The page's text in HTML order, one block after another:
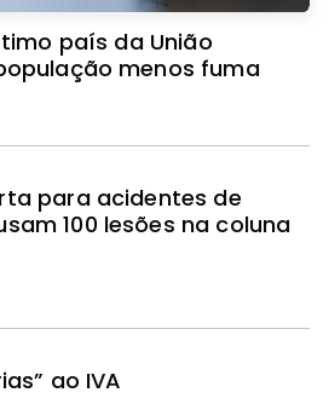
país da União
menos fuma
para acidentes de
100 lesões na coluna
ao IVA